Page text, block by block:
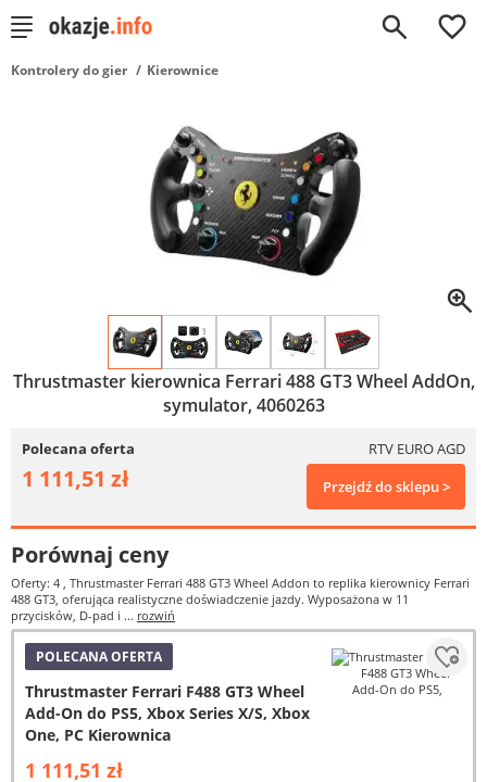
0
Kontrolery do gier Kierownice
Thrustmaster kierownica Ferrari 488 GT3 Wheel AddOn,
symulator, 4060263
Polecana oferta RTV EURO AGD
1 111,51 zł Przejdź do sklepu >
Porównaj ceny
Oferty: 4 , Thrustmaster Ferrari 488 GT3 Wheel Addon to replika kierownicy Ferrari
488 GT3, oferująca realistyczne doświadczenie jazdy. Wyposażona w 11
przycisków, D-pad i ... rozwiń
POLECANA OFERTA
Thrustmaster Ferrari F488 GT3 Wheel
Add-On do PS5, Xbox Series X/S, Xbox
One, PC Kierownica
1 111,51 zł